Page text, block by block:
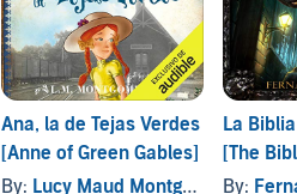
Ana, la de Tejas Verdes
[Anne of Green Gables]
By: Lucy Maud Montgomery
La
[The
By: